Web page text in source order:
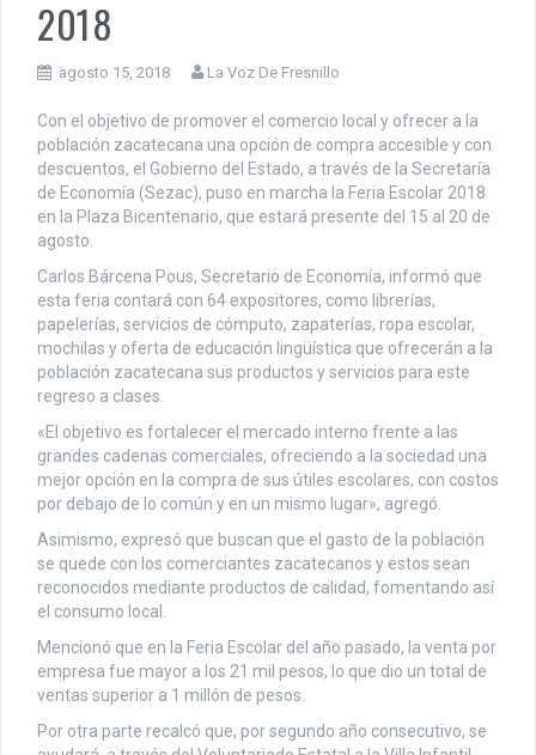
2018
agosto 15, 2018 La Voz De Fresnillo
Con el objetivo de promover el comercio local y ofrecer a la
población zacatecana una opción de compra accesible y con
descuentos, el Gobierno del Estado, a través de la Secretaría
de Economía (Sezac), puso en marcha la Feria Escolar 2018
en la Plaza Bicentenario, que estará presente del 15 al 20 de
agosto.
Carlos Bárcena Pous, Secretario de Economía, informó que
esta feria contará con 64 expositores, como librerías,
papelerías, servicios de cómputo, zapaterías, ropa escolar,
mochilas y oferta de educación lingüística que ofrecerán a la
población zacatecana sus productos y servicios para este
regreso a clases.
«El objetivo es fortalecer el mercado interno frente a las
grandes cadenas comerciales, ofreciendo a la sociedad una
mejor opción en la compra de sus útiles escolares, con costos
por debajo de lo común y en un mismo lugar», agregó.
Asimismo, expresó que buscan que el gasto de la población
se quede con los comerciantes zacatecanos y estos sean
reconocidos mediante productos de calidad, fomentando así
el consumo local.
Mencionó que en la Feria Escolar del año pasado, la venta por
empresa fue mayor a los 21 mil pesos, lo que dio un total de
ventas superior a 1 millón de pesos.
Por otra parte recalcó que, por segundo año consecutivo, se